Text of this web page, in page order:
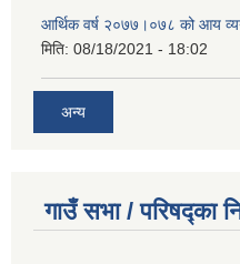
आर्थिक वर्ष २०७७।०७८ को आय
मिति: 08/18/2021 - 18:02
अन्य
गाउँ सभा / परिषद्का